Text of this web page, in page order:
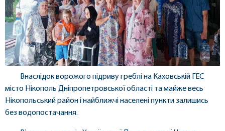
Внаслідок ворожого підриву греблі на Каховській ГЕС
місто Нікополь Дніпропетровської області та майже весь
Нікопольський район і найближчі населені пункти залишись
без водопостачання.